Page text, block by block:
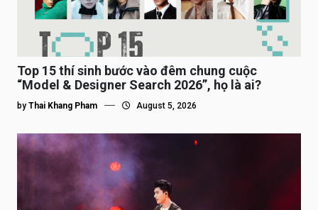
Top 15 thí sinh bước vào đêm chung cuộc
“Model & Designer Search 2026”, họ là ai?
by Thai Khang Pham August 5, 2026